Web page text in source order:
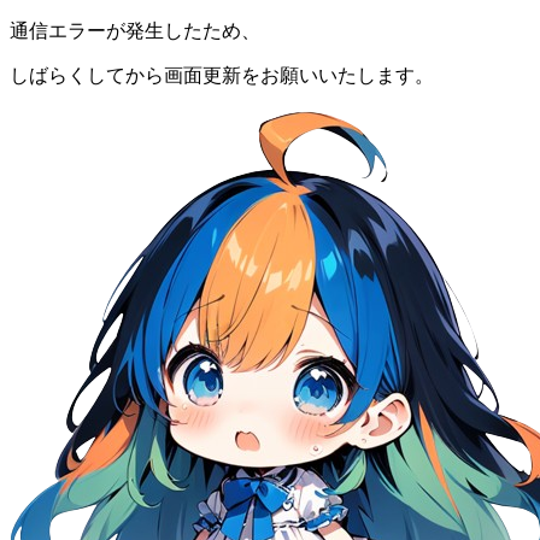
通信エラーが発生したため、
しばらくしてから画面更新をお願いいたします。